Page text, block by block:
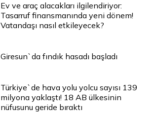
Ev ve araç alacakları ilgilendiriyor:
Tasarruf finansmanında yeni dönem!
Vatandaşı nasıl etkileyecek?
Giresun`da fındık hasadı başladı
Türkiye`de hava yolu yolcu sayısı 139
milyona yaklaştı! 18 AB ülkesinin
nüfusunu geride bıraktı